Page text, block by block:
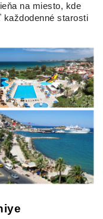
na miesto, kde
starosti